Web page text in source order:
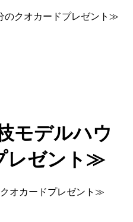
のクオカードプレゼント≫
モデルハウ
レゼント≫